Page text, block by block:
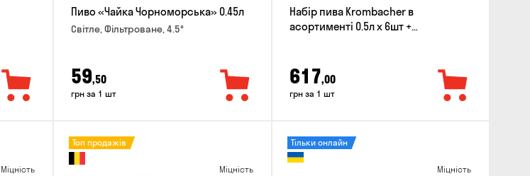
Пиво «Чайка Чорноморська» 0.45л
Світле, Фільтроване, 4.5°
59,50
грн за 1 шт
Набір пива Krombacher в
асортименті 0.5л х 6шт +
617,00
грн за 1 шт
Міцність Міцність
Топ продажів
Міцність
Тільки онлайн